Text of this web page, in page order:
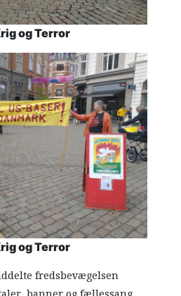
og Terror
og Terror
fredsbevægelsen